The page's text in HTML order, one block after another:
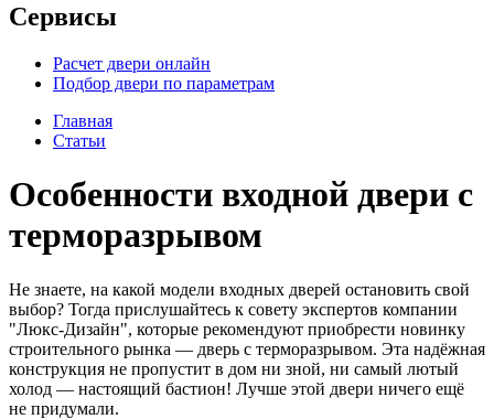
Сервисы
Расчет двери онлайн
Подбор двери по параметрам
Главная
Статьи
Особенности входной двери с
терморазрывом
Не знаете, на какой модели входных дверей остановить свой
выбор? Тогда прислушайтесь к совету экспертов компании
"Люкс-Дизайн", которые рекомендуют приобрести новинку
строительного рынка — дверь с терморазрывом. Эта надёжная
конструкция не пропустит в дом ни зной, ни самый лютый
холод — настоящий бастион! Лучше этой двери ничего ещё
не придумали.